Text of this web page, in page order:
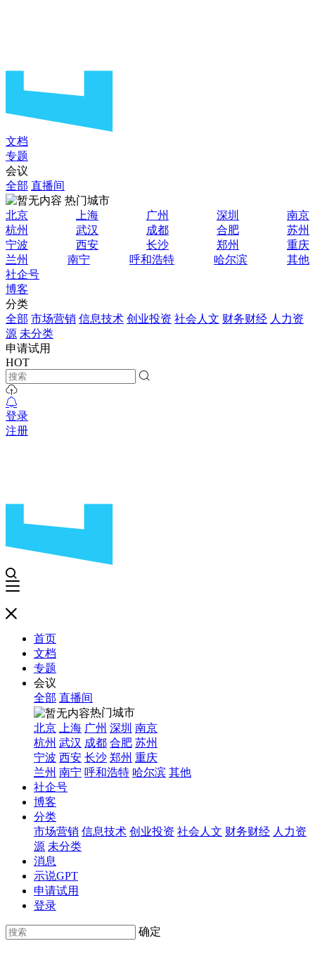
文档
专题
会议
全部 直播间
热门城市
北京
上海 广州 深圳
南京
杭州
武汉 成都 合肥
苏州
宁波
西安 长沙 郑州
重庆
兰州
南宁 呼和浩特 哈尔滨
其他
社企号
博客
分类
全部 市场营销 信息技术 创业投资 社会人文 财务财经 人力资
源 未分类
申请试用
HOT
登录
注册
首页
文档
专题
会议
全部 直播间
热门城市
北京
上海 广州 深圳 南京
杭州 武汉 成都 合肥 苏州
宁波 西安 长沙 郑州 重庆
兰州 南宁 呼和浩特 哈尔滨 其他
社企号
博客
分类
市场营销 信息技术 创业投资 社会人文 财务财经 人力资
源 未分类
消息
示说GPT
申请试用
登录
确定